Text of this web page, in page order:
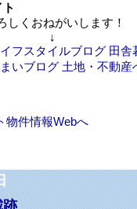
くおねがいします！
物件情報Webへ